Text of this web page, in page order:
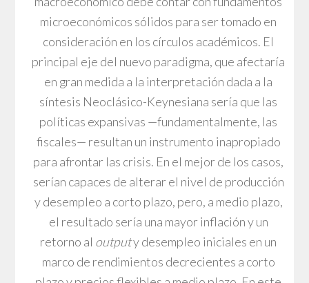
microeconómicos sólidos para ser tomado en
consideración en los círculos académicos. El
principal eje del nuevo paradigma, que afectaría
en gran medida a la interpretación dada a la
síntesis Neoclásico-Keynesiana sería que las
políticas expansivas —fundamentalmente, las
fiscales— resultan un instrumento inapropiado
para afrontar las crisis. En el mejor de los casos,
serían capaces de alterar el nivel de producción
y desempleo a corto plazo, pero, a medio plazo,
el resultado sería una mayor inflación y un
retorno al outputy desempleo iniciales en un
marco de rendimientos decrecientes a corto